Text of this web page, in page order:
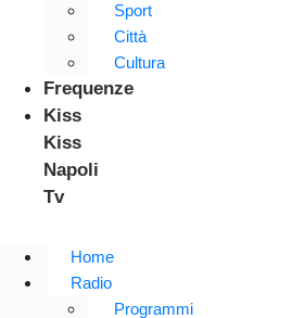
Sport
Città
Cultura
Frequenze
Kiss
Kiss
Napoli
Tv
Home
Radio
Programmi